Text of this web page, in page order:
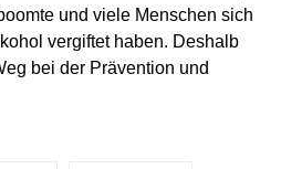
und viele Menschen sich
vergiftet haben. Deshalb
bei der Prävention und